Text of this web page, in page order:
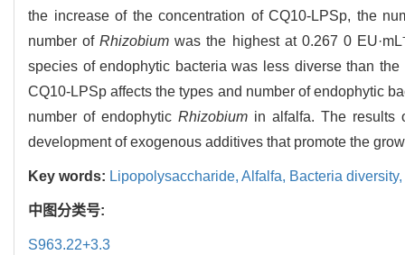
the increase of the concentration of CQ10-LPSp, the
number ofRhizobium was the highest at 0.267 0 EU·mL
species of endophytic bacteria was less diverse than
CQ10-LPSp affects the types and number of endophytic
number of endophyticRhizobium in alfalfa. The results
development of exogenous additives that promote the
Key words: Lipopolysaccharide, Alfalfa, Bacteria diversity,
中图分类号:
S963.22+3.3